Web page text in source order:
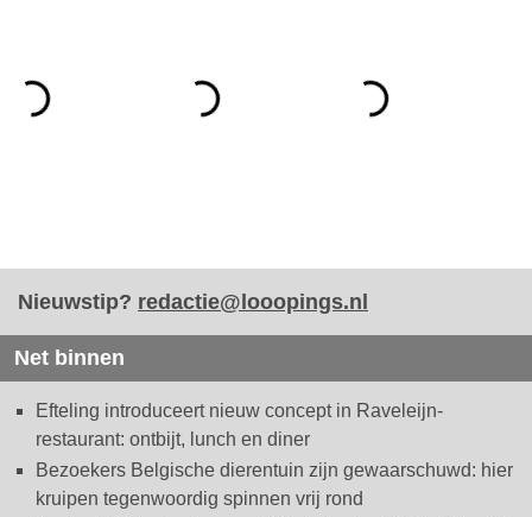
Nieuwstip? redactie@looopings.nl
Net binnen
Efteling introduceert nieuw concept in Raveleijn-
restaurant: ontbijt, lunch en diner
Bezoekers Belgische dierentuin zijn gewaarschuwd: hier
kruipen tegenwoordig spinnen vrij rond